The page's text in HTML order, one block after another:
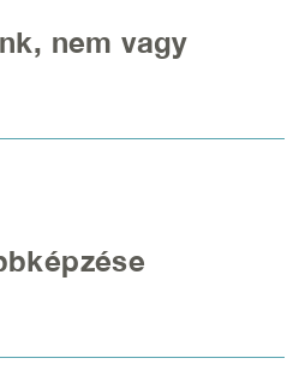
nem vagy